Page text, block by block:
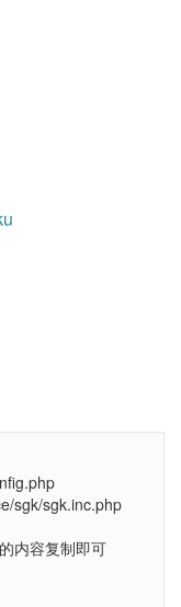
sgk/sgk.inc.php
内容复制即可